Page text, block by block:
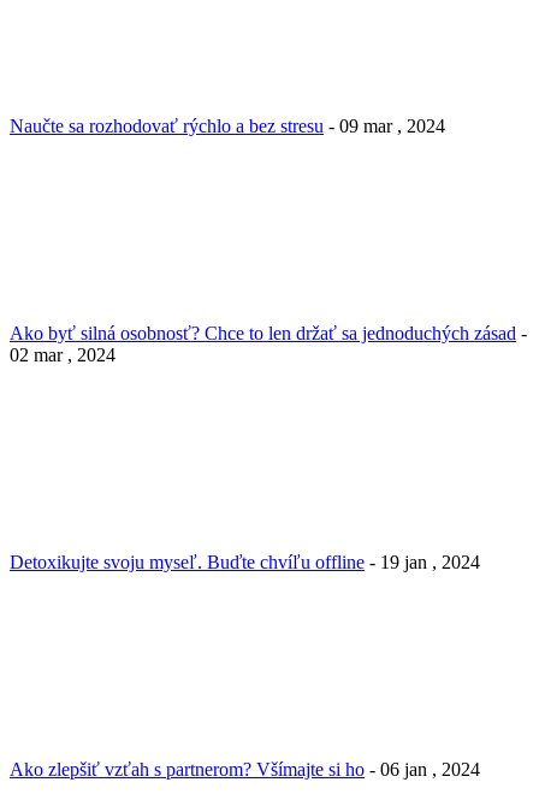
Naučte sa rozhodovať rýchlo a bez stresu - 09 mar , 2024
Ako byť silná osobnosť? Chce to len držať sa jednoduchých zásad -
02 mar , 2024
Detoxikujte svoju myseľ. Buďte chvíľu offline - 19 jan , 2024
Ako zlepšiť vzťah s partnerom? Všímajte si ho - 06 jan , 2024